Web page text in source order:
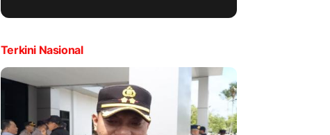
Terkini Nasional